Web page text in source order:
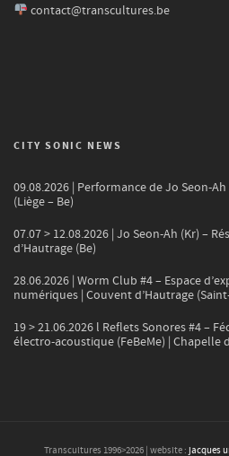
contact@transcultures.be
CITY SONIC NEWS
09.08.2026 | Performance de Jo Seon-Ah
(Liège – Be)
07.07 > 12.08.2026 | Jo Seon-Ah (Kr) –
d’Hautrage (Be)
28.06.2026 | Worm Club #4 – Espace
numériques | Couvent d’Hautrage
19 > 21.06.2026 l Reflets Sonores #4 –
électro-acoustique (FeBeMe) | Chapelle
Transcultures 1996>2026 | website : jacques